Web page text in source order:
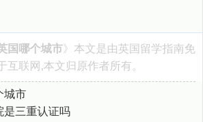
国哪个城市》本文是由英国留学指南免
互联网,本文归原作者所有。
城市
是三重认证吗